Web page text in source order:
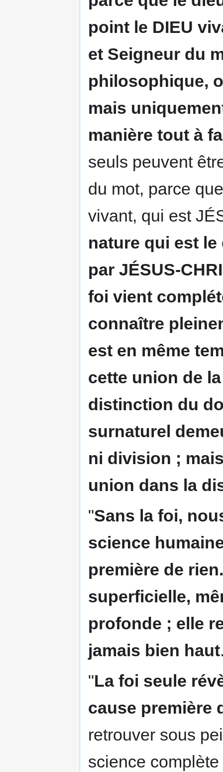
point le DIEU
et Seigneur du
philosophique,
mais
manière tout à
seuls peuvent
du mot, parce
vivant, qui est
nature qui est
par JÉSUS-
foi vient
connaître
est en même
cette union de
distinction du
surnaturel
ni division ;
union dans la
"Sans la foi,
science
première de
superficielle,
profonde ; elle
jamais bien haut
"La foi seule
cause première
retrouver sous
science